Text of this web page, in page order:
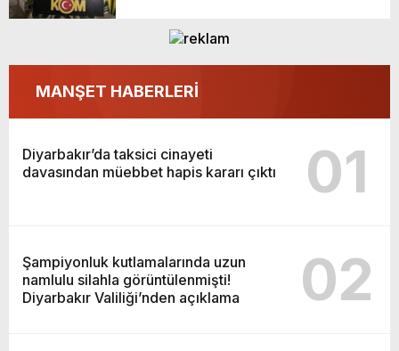
MANŞET HABERLERİ
Diyarbakır’da taksici cinayeti
davasından müebbet hapis kararı çıktı
01
Şampiyonluk kutlamalarında uzun
namlulu silahla görüntülenmişti!
Diyarbakır Valiliği’nden açıklama
02